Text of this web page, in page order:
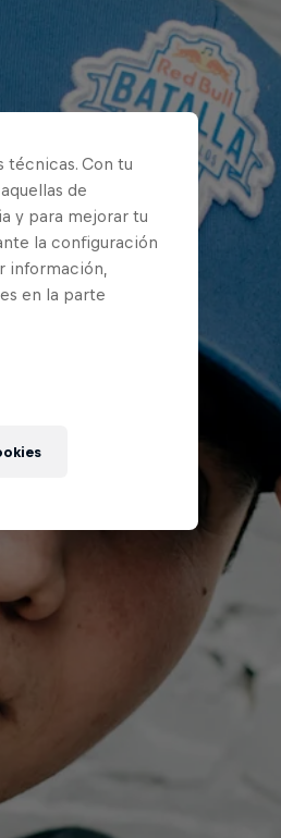
técnicas. Con tu
de
y para mejorar tu
la configuración
información,
en la parte